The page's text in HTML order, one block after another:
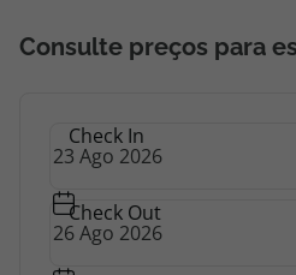
Consulte preços para
Check In
Check Out